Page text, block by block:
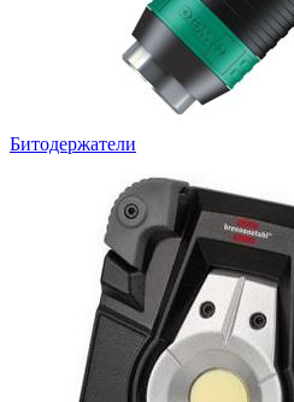
Битодержатели